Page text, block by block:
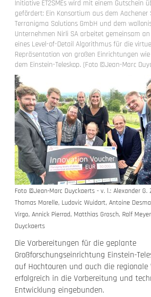
Initiative ET2SMEs wird mit einem Gutschein
gefördert: Ein Konsortium aus dem
Terranigma Solutions GmbH und dem
Unternehmen Nirli SA arbeitet gemeinsam
eines Level-of-Detail Algorithmus für die
Repräsentation von großen Einrichtungen
dem Einstein-Teleskop. (Foto ©Jean-Marc
Foto ©Jean-Marc Duyckaerts - v. l.: Alexander G.
Thomas Morelle, Ludovic Wuidart, Antoine
Virgo, Annick Pierrad, Matthias Grosch, Ralf
Duyckaerts
Die Vorbereitungen für die geplante
Großforschungseinrichtung Einstein-
auf Hochtouren und auch die
erfolgreich in die Vorbereitung und
Entwicklung eingebunden.